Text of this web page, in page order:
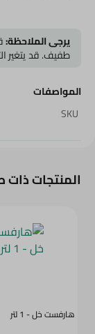
يرجى الملاحظة:
طفيف. قد يتغير
المواصفات
SKU
المنتجات ذات
هارفست خل - 1 لتر